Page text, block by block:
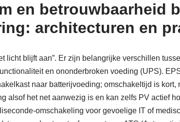
en betrouwbaarheid
architecturen en
licht blijft aan”. Er zijn belangrijke verschillen
en ononderbroken voeding (UPS).
naar batterijvoeding; omschakeltijd is kort,
alsof het net aanwezig is en kan zelfs PV actief
omschakeling voor gevoelige IT of